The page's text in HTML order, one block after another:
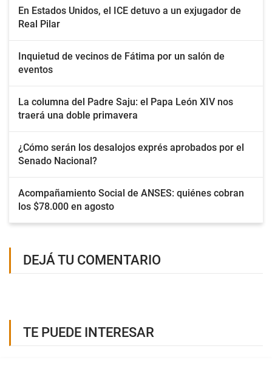
En Estados Unidos, el ICE detuvo a un exjugador de
Real Pilar
Inquietud de vecinos de Fátima por un salón de
eventos
La columna del Padre Saju: el Papa León XIV nos
traerá una doble primavera
¿Cómo serán los desalojos exprés aprobados por el
Senado Nacional?
Acompañamiento Social de ANSES: quiénes cobran
los $78.000 en agosto
DEJÁ TU COMENTARIO
TE PUEDE INTERESAR